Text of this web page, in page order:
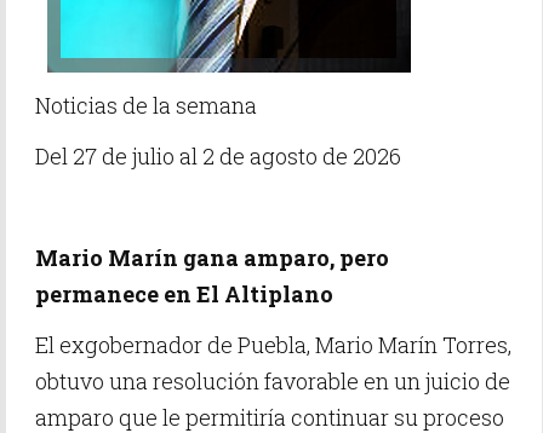
Noticias de la semana
Del 27 de julio al 2 de agosto de 2026
Mario Marín gana amparo, pero
permanece en El Altiplano
El exgobernador de Puebla, Mario Marín Torres,
obtuvo una resolución favorable en un juicio de
amparo que le permitiría continuar su proceso